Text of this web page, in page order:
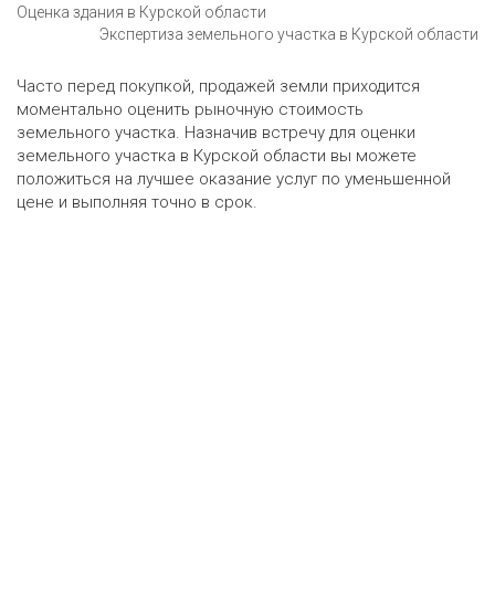
Оценка здания в Курской области
Экспертиза земельного участка в Курской области
Часто перед покупкой, продажей земли приходится
моментально оценить рыночную стоимость
земельного участка. Назначив встречу для оценки
земельного участка в Курской области вы можете
положиться на лучшее оказание услуг по уменьшенной
цене и выполняя точно в срок.